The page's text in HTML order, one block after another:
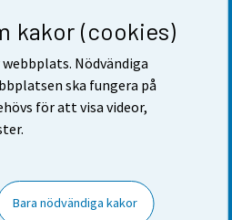
kakor (cookies)
Nödvändiga
ska fungera på
för att visa videor,
Bara nödvändiga kakor